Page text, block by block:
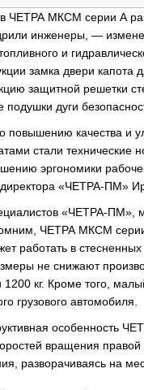
ЧЕТРА МКСМ серии А
инженеры, —
и
замка двери
защитной решетки
дуги
качества и
стали
эргономики
директора «ЧЕТРА-ПМ»
«ЧЕТРА-ПМ»,
ЧЕТРА МКСМ
работать в
не снижают
1200 кг. Кроме того,
грузового автомобиля.
особенность
вращения
разворачиваясь на